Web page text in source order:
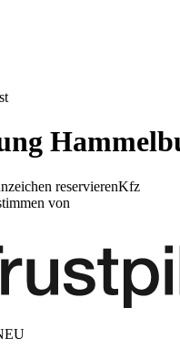
reservierenKfz
von